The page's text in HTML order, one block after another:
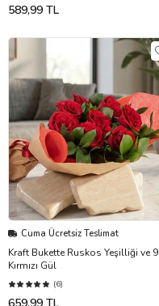
589,99 TL
Cuma Ücretsiz Teslimat
Kraft Bukette Ruskos Yeşilliği ve 9
Kırmızı Gül
(6)